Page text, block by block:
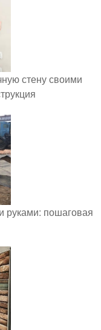
стену своими
руками: пошаговая